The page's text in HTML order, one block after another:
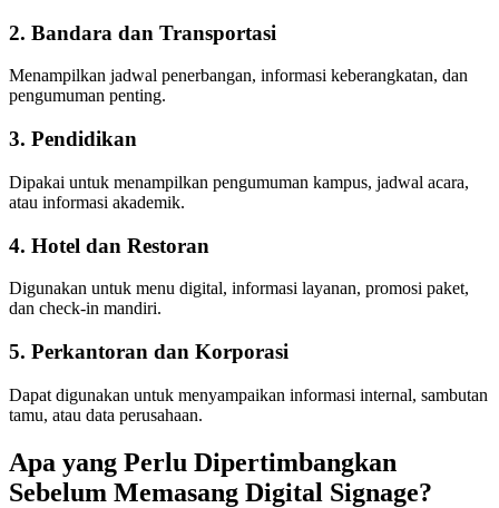
2. Bandara dan Transportasi
Menampilkan jadwal penerbangan, informasi keberangkatan, dan
pengumuman penting.
3. Pendidikan
Dipakai untuk menampilkan pengumuman kampus, jadwal acara,
atau informasi akademik.
4. Hotel dan Restoran
Digunakan untuk menu digital, informasi layanan, promosi paket,
dan check-in mandiri.
5. Perkantoran dan Korporasi
Dapat digunakan untuk menyampaikan informasi internal, sambutan
tamu, atau data perusahaan.
Apa yang Perlu Dipertimbangkan
Sebelum Memasang Digital Signage?